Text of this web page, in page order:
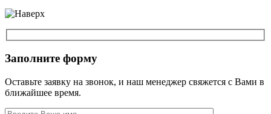
Заполните форму
Оставьте заявку на звонок, и наш менеджер свяжется с Вами в
ближайшее время.